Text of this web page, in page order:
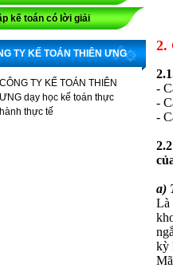
kế toán có lời giải
TY KẾ TOÁN THIÊN ƯNG
CÔNG TY KẾ TOÁN THIÊN
ƯNG dạy học kế toán thực
hành thực tế
2.
-
-
-
a)
Là
kỳ